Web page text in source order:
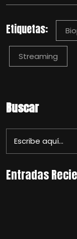
Etiquetas:
Streaming
Buscar
Entradas